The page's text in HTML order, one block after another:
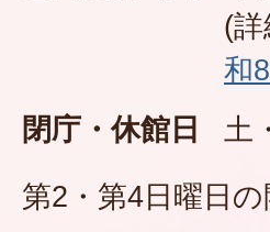
(詳
和
閉庁・休館日
土
第2・第4日曜日